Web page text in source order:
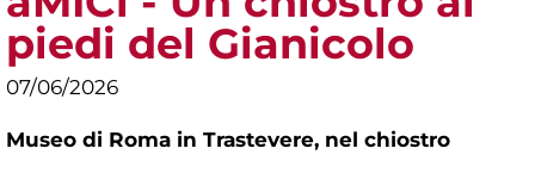
piedi del Gianicolo
07/06/2026
Museo di Roma in Trastevere, nel chiostro